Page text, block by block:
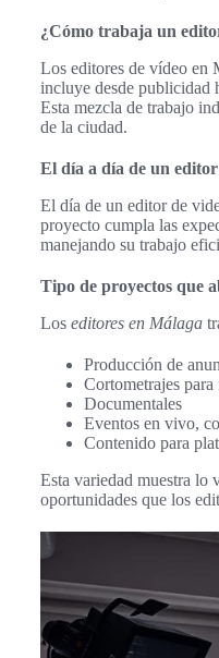
¿Cómo trabaja un
Los editores de vídeo en
incluye desde publicidad
Esta mezcla de trabajo
de la ciudad.
El día a día de un
El día de un editor de
proyecto cumpla las
manejando su trabajo
Tipo de proyectos que
Los editores en Málaga
Producción de
Cortometrajes para
Documentales
Eventos en vivo,
Contenido para
Esta variedad muestra lo
oportunidades que los